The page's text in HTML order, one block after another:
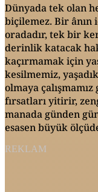
Dünyada tek olan
biçilemez. Bir ânın
oradadır, tek bir
derinlik katacak
kaçırmamak için
kesilmemiz,
olmaya
fırsatları yitirir,
manada günden
esasen büyük
REKLAM